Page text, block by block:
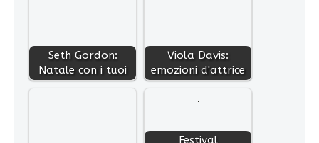
Seth Gordon:
Natale con i tuoi
Viola Davis:
emozioni d'attrice
Festival